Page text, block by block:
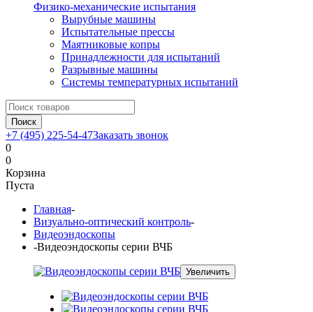
Физико-механические испытания
Вырубные машины
Испытательные прессы
Маятниковые копры
Принадлежности для испытаний
Разрывные машины
Системы температурных испытаний
Поиск
+7 (495) 225-54-47Заказать звонок
0
0
Корзина
Пуста
Главная-
Визуально-оптический контроль-
Видеоэндоскопы
-Видеоэндоскопы серии ВЧБ
Увеличить